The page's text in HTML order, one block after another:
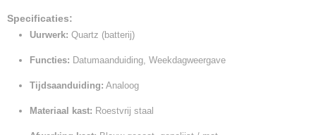
Specificaties:
Uurwerk: Quartz (batterij)
Functies: Datumaanduiding, Weekdagweergave
Tijdsaanduiding: Analoog
Materiaal kast: Roestvrij staal